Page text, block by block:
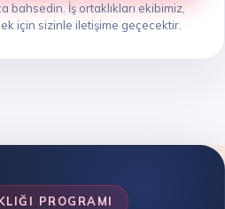
bahsedin. İş ortaklıkları ekibimiz,
için sizinle iletişime geçecektir.
PROGRAMI